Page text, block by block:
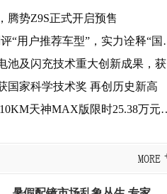
腾势Z9S正式开启预售
推荐车型”，实力诠释“国民SUV幸福旗舰”
闪充技术重大创新成果，获工信部点赞
国家科学技术奖 再创历史新高
版限时25.38万元，让越野成为人人可享的生活方式
MORE